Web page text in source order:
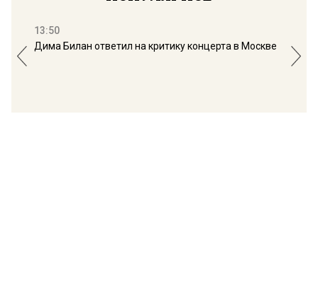
13:50
Дима Билан ответил на критику концерта в Москве